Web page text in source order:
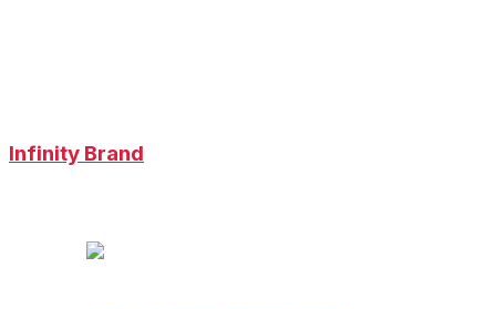
Infinity Brand